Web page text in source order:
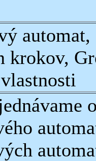
krokov,